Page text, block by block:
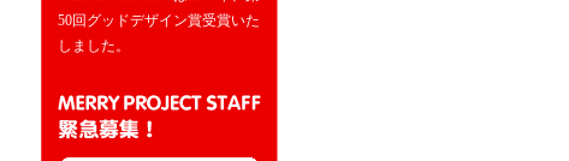
50回グッドデザイン賞受賞いた
しました。